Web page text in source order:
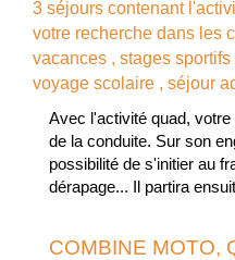
3 séjours contenant
votre recherche dans les
vacances , stages sportifs
voyage scolaire , séjour
Avec l'activité quad,
de la conduite. Sur son
possibilité de s'initier au
dérapage... Il partira
COMBINE MOTO,